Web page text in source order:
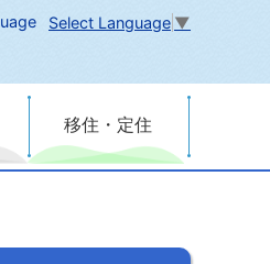
Select Language ▼
移住・定住